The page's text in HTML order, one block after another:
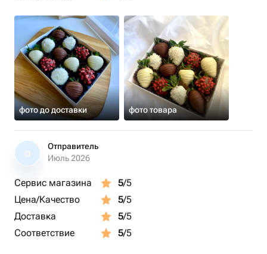
фото до доставки фото товара
О
Отправитель
Июль 2026
Сервис магазина 5/5
Цена/Качество
5/5
Доставка
5/5
Соответствие
5/5